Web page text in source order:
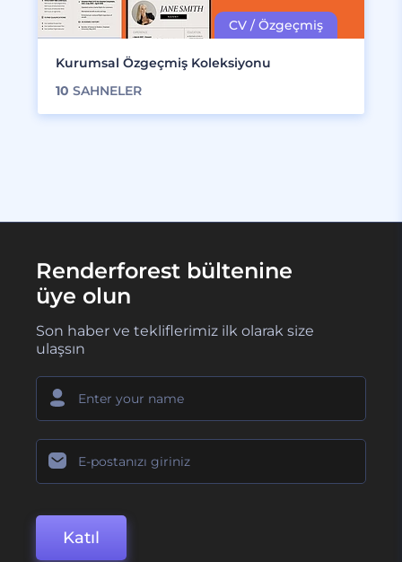
Kurumsal Özgeçmiş Koleksiyonu
10 SAHNELER
Renderforest bültenine
üye olun
Son haber ve tekliflerimiz ilk olarak size
ulaşsın
Katıl